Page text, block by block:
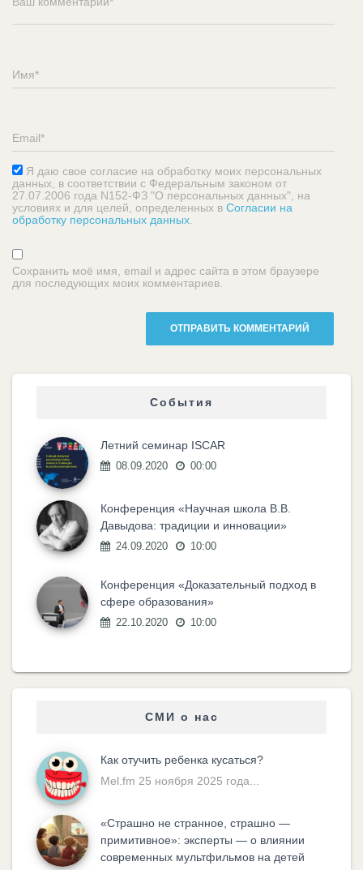
Я даю свое согласие на обработку моих персональных
данных, в соответствии с Федеральным законом от
27.07.2006 года N152-ФЗ "О персональных данных", на
условиях и для целей, определенных в Согласии на
обработку персональных данных
Сохранить моё имя, email и адрес сайта в этом браузере
для последующих моих комментариев.
События
Летний семинар ISCAR
08.09.2020 00:00
Конференция «Научная школа В.В.
Давыдова: традиции и инновации»
24.09.2020 10:00
Конференция «Доказательный подход в
сфере образования»
22.10.2020 10:00
СМИ о нас
Как отучить ребенка кусаться?
Mel.fm 25 ноября 2025 года...
«Cтрашно не странное, страшно —
примитивное»: эксперты — о влиянии
современных мультфильмов на детей